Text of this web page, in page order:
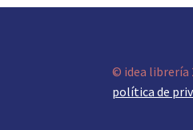
© idea librería
política de